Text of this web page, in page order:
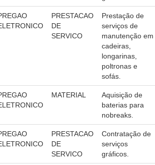
Socioambiental
Permanente de Acessibilidade e Inclusão
Seguro
PRESTACAO
DE
SERVICO
Prestação de
serviços de
manutenção em
cadeiras,
longarinas,
poltronas e
sofás.
MATERIAL
Aquisição de
baterias para
nobreaks.
PRESTACAO
DE
SERVICO
Contratação de
serviços
gráficos.